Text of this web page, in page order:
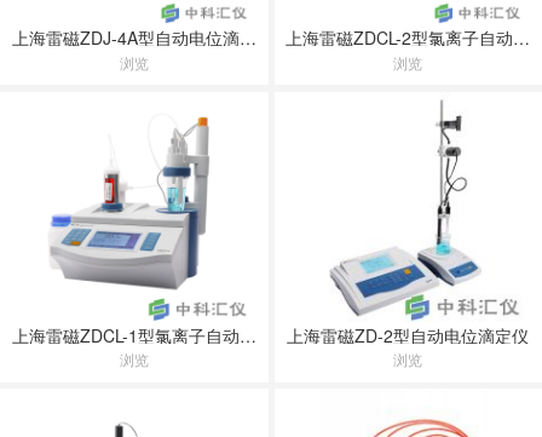
上海雷磁ZDJ-4A型自动电位滴定仪
浏览
上海雷磁ZDCL-2型氯离子自动电位滴定仪
浏览
上海雷磁ZDCL-1型氯离子自动电位滴定仪
浏览
上海雷磁ZD-2型自动电位滴定仪
浏览